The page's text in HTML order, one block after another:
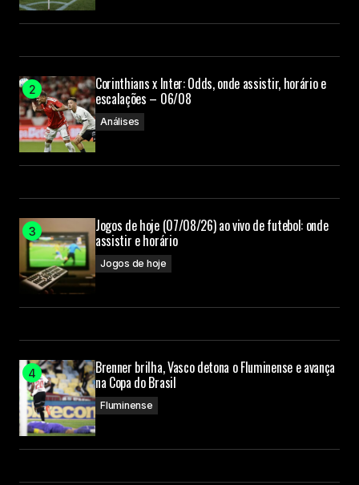
Corinthians x Inter: Odds, onde assistir, horário e
escalações – 06/08
Análises
Jogos de hoje (07/08/26) ao vivo de futebol: onde
assistir e horário
Jogos de hoje
Brenner brilha, Vasco detona o Fluminense e avança
na Copa do Brasil
Fluminense